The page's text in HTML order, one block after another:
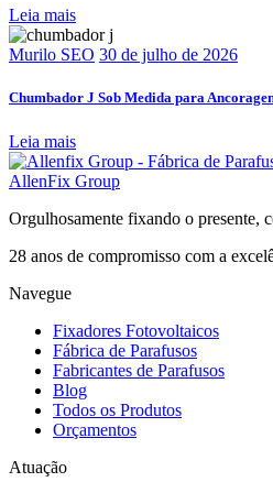
Leia mais
Murilo SEO 30 de julho de 2026
Chumbador J Sob Medida para
Leia mais
AllenFix Group
Orgulhosamente fixando o presente,
28 anos de compromisso com a
Navegue
Fixadores Fotovoltaicos
Fábrica de Parafusos
Fabricantes de Parafusos
Blog
Todos os Produtos
Orçamentos
Atuação